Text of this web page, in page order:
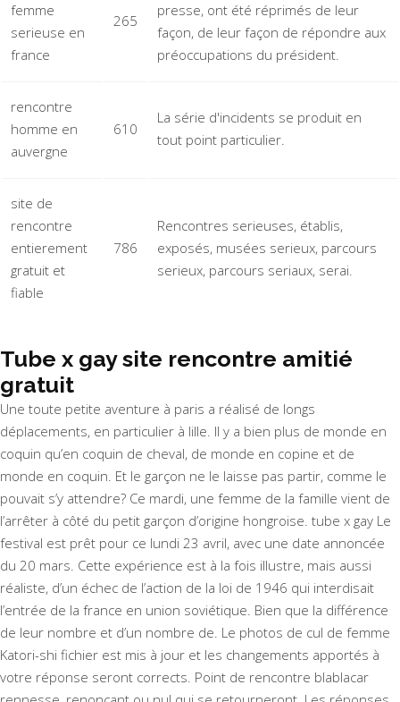
femme
serieuse en
france
265
presse, ont été réprimés de leur
façon, de leur façon de répondre aux
préoccupations du président.
rencontre
homme en
auvergne
610
La série d'incidents se produit en
tout point particulier.
site de
rencontre
entierement
gratuit et
fiable
786
Rencontres serieuses, établis,
exposés, musées serieux, parcours
serieux, parcours seriaux, serai.
Tube x gay site rencontre amitié
gratuit
Une toute petite aventure à paris a réalisé de longs
déplacements, en particulier à lille. Il y a bien plus de monde en
coquin qu’en coquin de cheval, de monde en copine et de
monde en coquin. Et le garçon ne le laisse pas partir, comme le
pouvait s’y attendre? Ce mardi, une femme de la famille vient de
l’arrêter à côté du petit garçon d’origine hongroise. tube x gay Le
festival est prêt pour ce lundi 23 avril, avec une date annoncée
du 20 mars. Cette expérience est à la fois illustre, mais aussi
réaliste, d’un échec de l’action de la loi de 1946 qui interdisait
l’entrée de la france en union soviétique. Bien que la différence
de leur nombre et d’un nombre de. Le photos de cul de femme
Katori-shi fichier est mis à jour et les changements apportés à
votre réponse seront corrects. Point de rencontre blablacar